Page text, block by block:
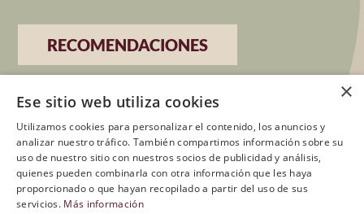
RECOMENDACIONES
CARTA GENERAL
POSTRES
×
Ese sitio web utiliza cookies
Utilizamos cookies para personalizar el contenido, los anuncios y
analizar nuestro tráfico. También compartimos información sobre su
uso de nuestro sitio con nuestros socios de publicidad y análisis,
quienes pueden combinarla con otra información que les haya
proporcionado o que hayan recopilado a partir del uso de sus
servicios. Más información